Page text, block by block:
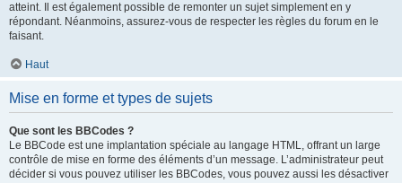
atteint. Il est également possible de remonter un sujet simplement en y
répondant. Néanmoins, assurez-vous de respecter les règles du forum en le
faisant.
Haut
Mise en forme et types de sujets
Que sont les BBCodes ?
Le BBCode est une implantation spéciale au langage HTML, offrant un large
contrôle de mise en forme des éléments d’un message. L’administrateur peut
décider si vous pouvez utiliser les BBCodes, vous pouvez aussi les désactiver